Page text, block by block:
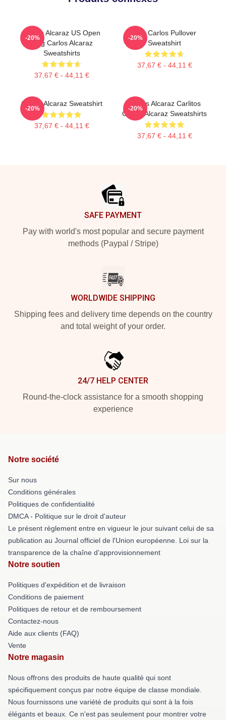
Carlos Alcaraz US Open
King Carlos Alcaraz
Sweatshirts
37,67 € - 44,11 €
-20%
The Carlos Pullover
Sweatshirt
37,67 € - 44,11 €
-20%
Carlos Alcaraz Sweatshirt
37,67 € - 44,11 €
-20%
Carlos Alcaraz Carlitos
Carlos Alcaraz Sweatshirts
37,67 € - 44,11 €
-20%
SAFE PAYMENT
Pay with world's most popular and secure payment
methods (Paypal / Stripe)
WORLDWIDE SHIPPING
Shipping fees and delivery time depends on the country
and total weight of your order.
24/7 HELP CENTER
Round-the-clock assistance for a smooth shopping
experience
Notre société
Sur nous
Conditions générales
Politiques de confidentialité
DMCA - Politique sur le droit d'auteur
Le présent règlement entre en vigueur le jour suivant celui de sa
publication au Journal officiel de l'Union européenne. Loi sur la
transparence de la chaîne d'approvisionnement
Notre soutien
Politiques d'expédition et de livraison
Conditions de paiement
Politiques de retour et de remboursement
Contactez-nous
Aide aux clients (FAQ)
Vente
Notre magasin
Nous offrons des produits de haute qualité qui sont
spécifiquement conçus par notre équipe de classe mondiale.
Nous fournissons une variété de produits qui sont à la fois
élégants et beaux. Ce n'est pas seulement pour montrer votre